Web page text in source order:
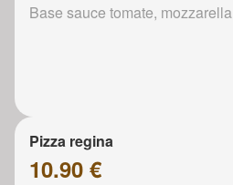
Base sauce tomate, mozzarella
Pizza regina
10.90 €